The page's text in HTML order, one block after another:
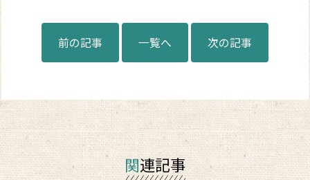
前の記事 一覧へ 次の記事
関連記事